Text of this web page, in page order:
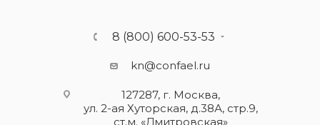
8 (800) 600-53-53
kn@confael.ru
127287, г. Москва,
ул. 2-ая Хуторская, д.38А, стр.9,
ст.м. «Дмитровская»